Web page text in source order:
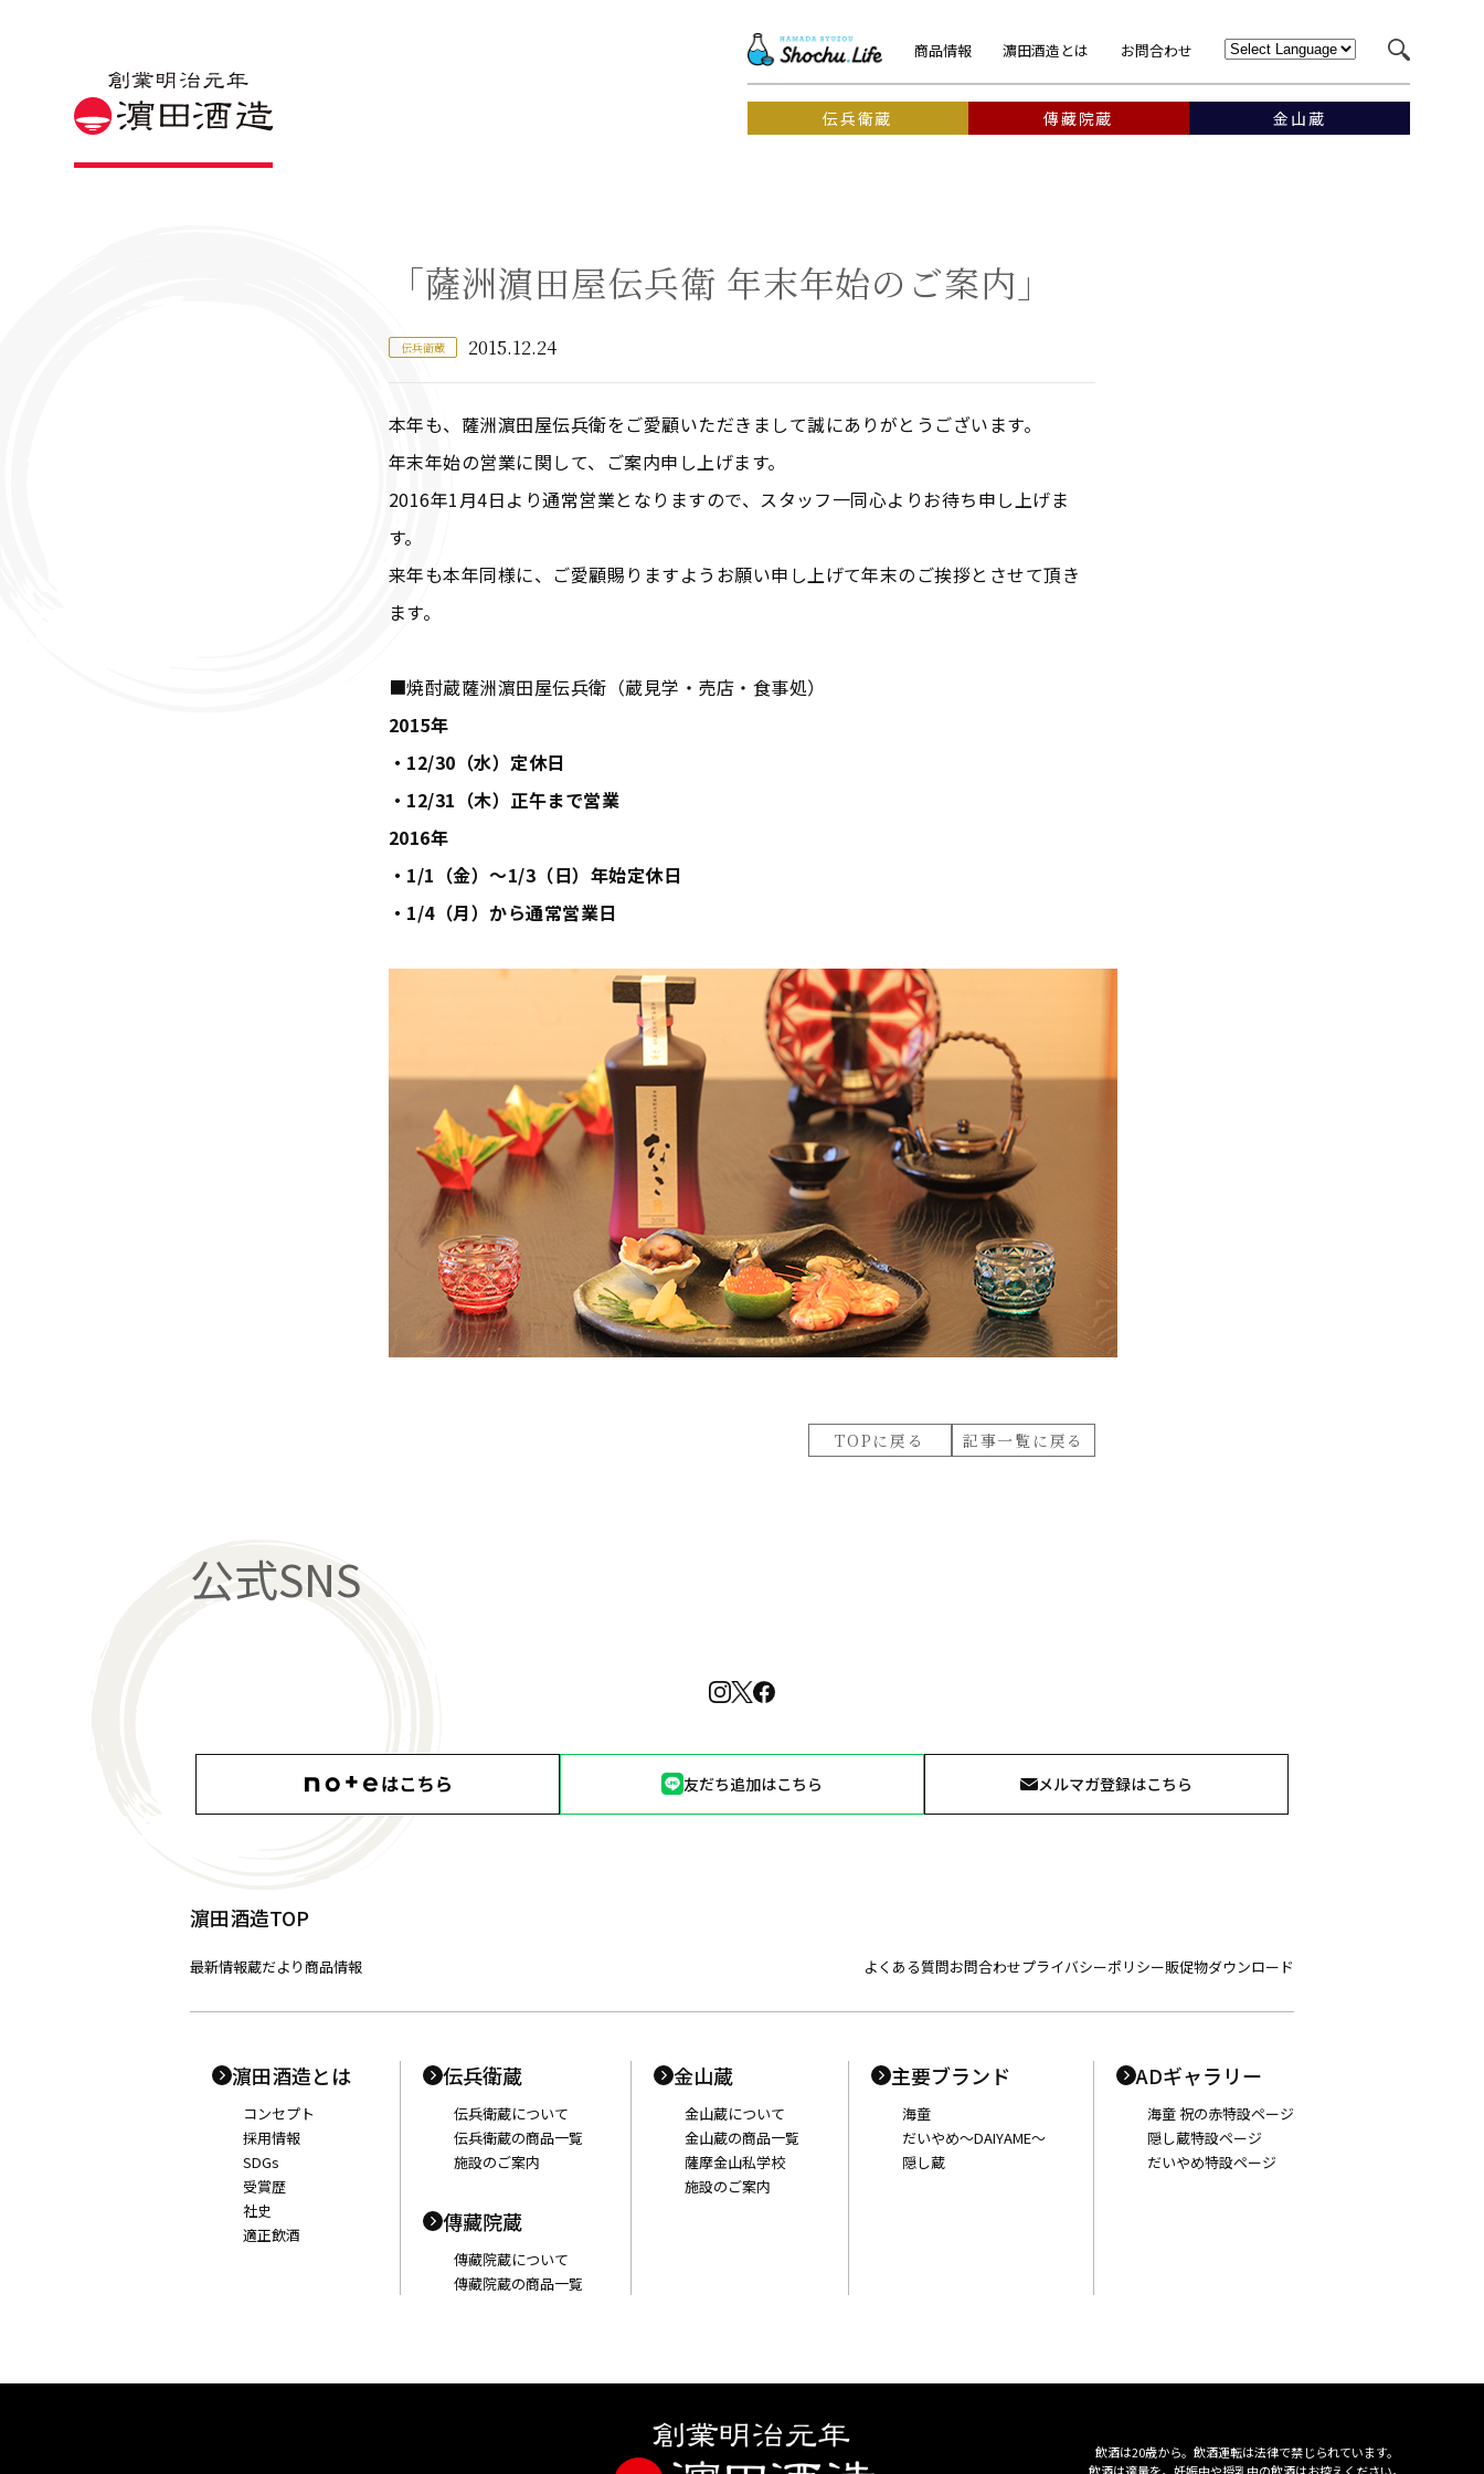
商品情報 濵田酒造とは お問合わせ
伝兵衛蔵 傳藏院蔵 金山蔵
「薩洲濵田屋伝兵衛 年末年始のご案内」
伝兵衛蔵 2015.12.24
本年も、薩洲濵田屋伝兵衛をご愛顧いただきまして誠にありがとうございます。
年末年始の営業に関して、ご案内申し上げます。
2016年1月4日より通常営業となりますので、スタッフ一同心よりお待ち申し上げま
す。
来年も本年同様に、ご愛顧賜りますようお願い申し上げて年末のご挨拶とさせて頂き
ます。
■焼酎蔵薩洲濵田屋伝兵衛（蔵見学・売店・食事処）
2015年
・12/30（水）定休日
・12/31（木）正午まで営業
2016年
・1/1（金）～1/3（日）年始定休日
・1/4（月）から通常営業日
TOPに戻る 記事一覧に戻る
公式SNS
友だち追加はこちら メルマガ登録はこちら
濵田酒造TOP
最新情報蔵だより 商品情報 よくある質問お問合わせプライバシーポリシー販促物ダウンロード
濵田酒造とは
コンセプト
採用情報
SDGs
受賞歴
社史
適正飲酒
伝兵衛蔵
伝兵衛蔵について
伝兵衛蔵の商品一覧
施設のご案内
傳藏院蔵
傳藏院蔵について
傳藏院蔵の商品一覧
金山蔵
金山蔵について
金山蔵の商品一覧
薩摩金山私学校
施設のご案内
主要ブランド
海童
だいやめ〜DAIYAME〜
隠し蔵
ADギャラリー
海童 祝の赤特設ページ
隠し蔵特設ページ
だいやめ特設ページ
飲酒は20歳から。飲酒運転は法律で禁じられています。